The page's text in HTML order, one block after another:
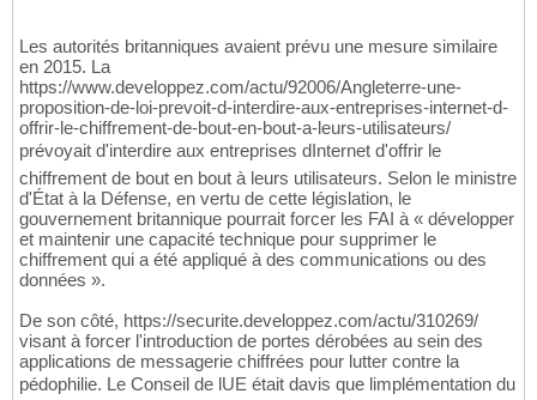
Les autorités britanniques avaient prévu une mesure similaire
en 2015. La
https://www.developpez.com/actu/92006/Angleterre-une-
proposition-de-loi-prevoit-d-interdire-aux-entreprises-internet-d-
offrir-le-chiffrement-de-bout-en-bout-a-leurs-utilisateurs/
prévoyait d'interdire aux entreprises dInternet d'offrir le
chiffrement de bout en bout à leurs utilisateurs. Selon le ministre
d'État à la Défense, en vertu de cette législation, le
gouvernement britannique pourrait forcer les FAI à « développer
et maintenir une capacité technique pour supprimer le
chiffrement qui a été appliqué à des communications ou des
données ».
De son côté, https://securite.developpez.com/actu/310269/
visant à forcer l'introduction de portes dérobées au sein des
applications de messagerie chiffrées pour lutter contre la
pédophilie. Le Conseil de lUE était davis que limplémentation du